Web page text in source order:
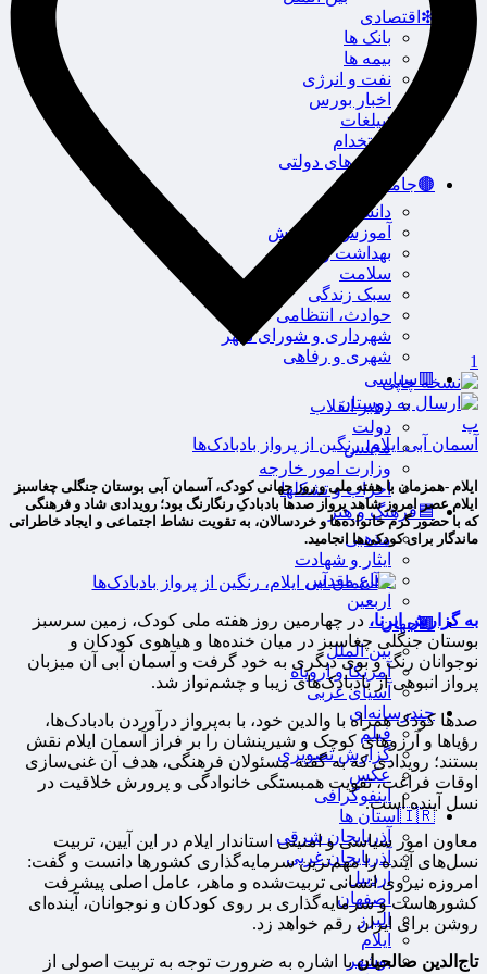
❇اقتصادی
بانک ها
بیمه ها
نفت و انرژی
اخبار بورس
تبیلغات
استخدام
آگهی های دولتی
🟤جامعه
دانشگاه
آموزش و پرورش
بهداشت و درمان
سلامت
سبک زندگی
حوادث، انتظامی
شهرداری و شورای شهر
شهری و رفاهی
🟥سیاسی
رهبر انقلاب
دولت
مجلس
وزارت امور خارجه
احزاب و تشکلها
🟦فرهنگ و هنر
مذهبی
ایثار و شهادت
دفاع مقدس
اربعین
🟫جهان
بین الملل
آمریکا و اروپاه
آسیای غربی
چندرسانه‌ای
فیلم
گزارش تصویری
عکس
اینفوگرافی
🇮🇷استان ها
آذربایجان شرقی
آذربایجان غربی
اردبیل
اصفهان
البرز
ایلام
بوشهر
1
پ
آسمان آبی ایلام، رنگین از پرواز بادبادک‌ها
ایلام -همزمان با هفته ملی و روز جهانی کودک، آسمان آبی بوستان جنگلی چغاسبز
ایلام عصر امروز شاهد پرواز صدها بادبادکِ رنگارنگ بود؛ رویدادی شاد و فرهنگی
که با حضور گرم خانواده‌ها و خردسالان، به تقویت نشاط اجتماعی و ایجاد خاطراتی
ماندگار برای کودکی‌ها انجامید.
به گزارش ایرنا، در چهارمین روز هفته ملی کودک، زمین سرسبز
بوستان جنگلی چغاسبز در میان خنده‌ها و هیاهوی کودکان و
نوجوانان رنگ و بوی دیگری به خود گرفت و آسمان آبی آن میزبان
پرواز انبوهی از بادبادک‌های زیبا و چشم‌نواز شد.
صدها کودک همراه با والدین خود، با به‌پرواز درآوردن بادبادک‌ها،
رؤیاها و آرزوهای کوچک و شیرینشان را بر فراز آسمان ایلام نقش
بستند؛ رویدادی که به گفته مسئولان فرهنگی، هدف آن غنی‌سازی
اوقات فراغت، تقویت همبستگی خانوادگی و پرورش خلاقیت در
نسل آینده است.
معاون امور سیاسی و امنیتی استاندار ایلام در این آیین، تربیت
نسل‌های آینده را مهم‌ترین سرمایه‌گذاری کشورها دانست و گفت:
امروزه نیروی انسانی تربیت‌شده و ماهر، عامل اصلی پیشرفت
کشورهاست و سرمایه‌گذاری بر روی کودکان و نوجوانان، آینده‌ای
روشن برای ایران رقم خواهد زد.
تاج‌الدین صالحیانبا اشاره به ضرورت توجه به تربیت اصولی از